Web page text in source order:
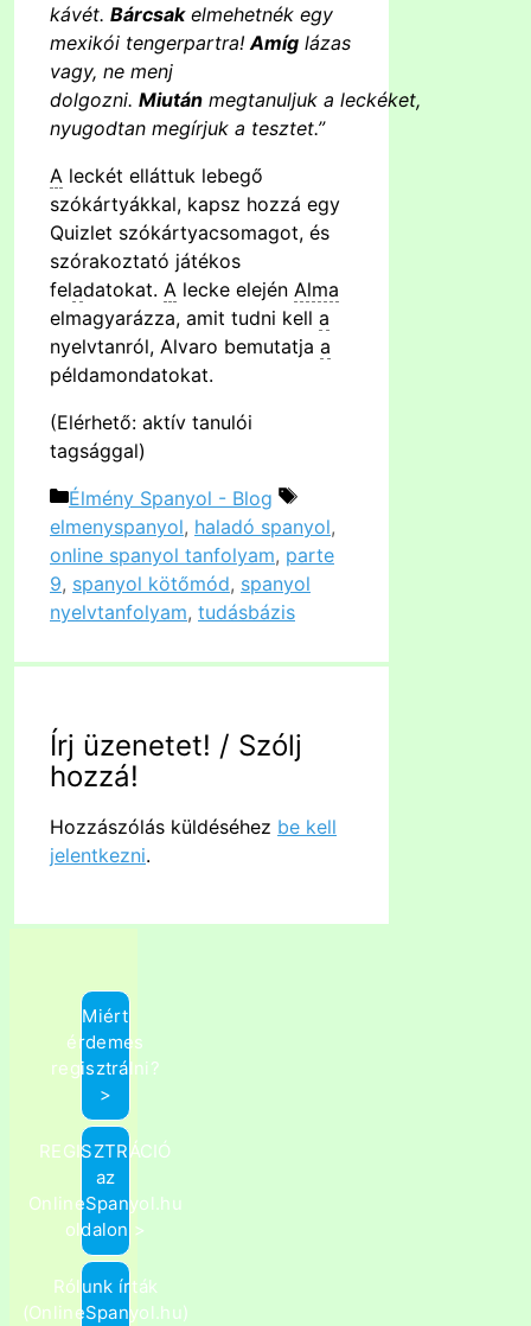
kávét. Bárcsakelmehetnék egy
mexikói tengerpartra!Amíg lázas
vagy, ne menj
dolgozni. Miután megtanuljuk a leckéket,
nyugodtan megírjuk a tesztet.”
A leckét elláttuk lebegő
szókártyákkal, kapsz hozzá egy
Quizlet szókártyacsomagot, és
szórakoztató játékos
feladatokat. A lecke elején Alma
elmagyarázza, amit tudni kell a
nyelvtanról, Alvaro bemutatja a
példamondatokat.
(Elérhető: aktív tanulói
tagsággal)
Kategória
Élmény Spanyol - Blog
Címkék
elmenyspanyol, haladó spanyol,
online spanyol tanfolyam, parte
9, spanyol kötőmód, spanyol
nyelvtanfolyam, tudásbázis
Írj üzenetet! / Szólj
hozzá!
Hozzászólás küldéséhez be kell
jelentkezni.
Miért
érdemes
regisztrálni?
>
REGISZTRÁCIÓ
az
OnlineSpanyol.hu
oldalon >
Rólunk írták
(OnlineSpanyol.hu)